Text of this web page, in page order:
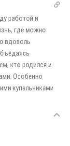
работой и
где можно
вдоволь
кто родился и
Особенно
купальниками